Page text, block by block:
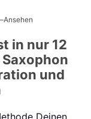
Ansehen
in nur